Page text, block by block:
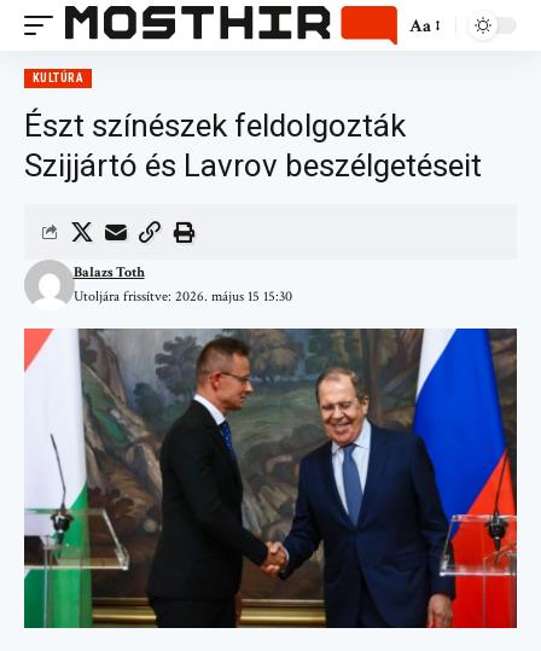
Aa
KULTÚRA
Észt színészek feldolgozták
Szijjártó és Lavrov beszélgetéseit
Utoljára frissítve: 2026. május 15 15:30
Balazs Toth